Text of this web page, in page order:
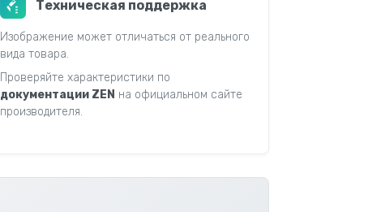
Техническая поддержка
Изображение может отличаться от реального
вида товара.
Проверяйте характеристики по
документации ZEN на официальном сайте
производителя.